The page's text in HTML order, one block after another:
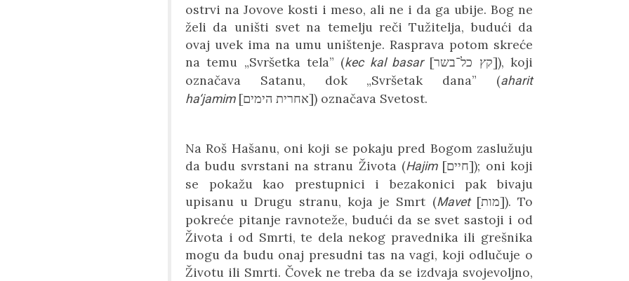
ostrvi na Jovove kosti i meso, ali ne i da ga ubije. Bog ne
želi da uništi svet na temelju reči Tužitelja, budući da
ovaj uvek ima na umu uništenje. Rasprava potom skreće
na temu „Svršetka tela” (kec kal basar[קץ כל־בשר]), koji
označava Satanu, dok „Svršetak dana” (aharit
ha‘jamim[אחרית הימים])označava Svetost.
Na Roš Hašanu, oni koji se pokaju pred Bogom zaslužuju
da budu svrstani na stranu Života (Hajim[חיים]); oni koji
se pokažu kao prestupnici i bezakonici pak bivaju
upisanu u Drugu stranu, koja je Smrt (Mavet[מות]). To
pokreće pitanje ravnoteže, budući da se svet sastoji i od
Života i od Smrti, te dela nekog pravednika ili grešnika
mogu da budu onaj presudni tas na vagi, koji odlučuje o
Životu ili Smrti. Čovek ne treba da se izdvaja svojevoljno,